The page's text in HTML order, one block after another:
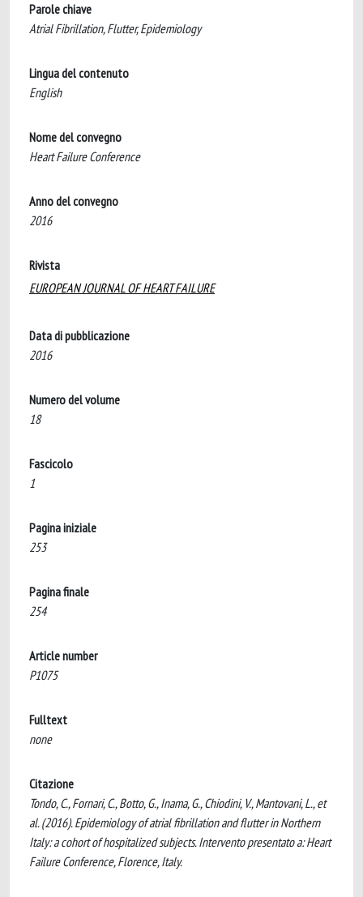
Parole chiave
Atrial Fibrillation, Flutter, Epidemiology
Lingua del contenuto
English
Nome del convegno
Heart Failure Conference
Anno del convegno
2016
Rivista
EUROPEAN JOURNAL OF HEART FAILURE
Data di pubblicazione
2016
Numero del volume
18
Fascicolo
1
Pagina iniziale
253
Pagina finale
254
Article number
P1075
Fulltext
none
Citazione
Tondo, C., Fornari, C., Botto, G., Inama, G., Chiodini, V., Mantovani, L., et
al. (2016). Epidemiology of atrial fibrillation and flutter in Northern
Italy: a cohort of hospitalized subjects. Intervento presentato a: Heart
Failure Conference, Florence, Italy.